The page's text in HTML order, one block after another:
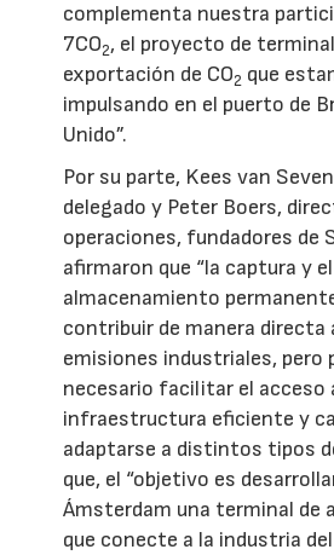
complementa nuestra
7CO2, el proyecto de
exportación de CO2 que
impulsando en el puerto de
Unido”.
Por su parte, Kees van
delegado y Peter Boers,
operaciones, fundadores de
afirmaron que “la captura y el
almacenamiento
contribuir de manera directa
emisiones industriales, pero
necesario facilitar el acceso
infraestructura eficiente y
adaptarse a distintos tipos
que, el “objetivo es
Ámsterdam una terminal de
que conecte a la industria